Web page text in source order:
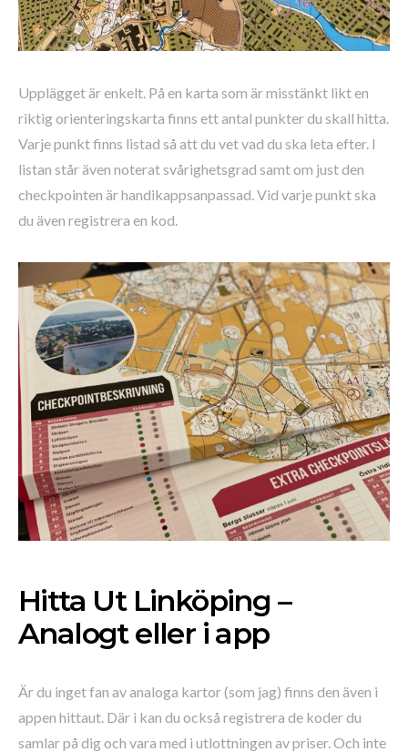
Upplägget är enkelt. På en karta som är misstänkt likt en
riktig orienteringskarta finns ett antal punkter du skall hitta.
Varje punkt finns listad så att du vet vad du ska leta efter. I
listan står även noterat svårighetsgrad samt om just den
checkpointen är handikappsanpassad. Vid varje punkt ska
du även registrera en kod.
Hitta Ut Linköping –
Analogt eller i app
Är du inget fan av analoga kartor (som jag) finns den även i
appen hittaut. Där i kan du också registrera de koder du
samlar på dig och vara med i utlottningen av priser. Och inte